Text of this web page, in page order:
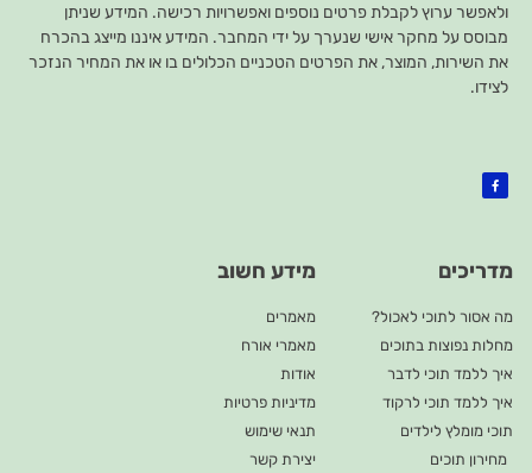
ולאפשר ערוץ לקבלת פרטים נוספים ואפשרויות רכישה. המידע שניתן
מבוסס על מחקר אישי שנערך על ידי המחבר. המידע איננו מייצג בהכרח
את השירות, המוצר, את הפרטים הטכניים הכלולים בו או את המחיר הנזכר
לצידו.
מדריכים
מה אסור לתוכי לאכול?
מחלות נפוצות בתוכים
איך ללמד תוכי לדבר
איך ללמד תוכי לרקוד
תוכי מומלץ לילדים
מחירון תוכים
מידע חשוב
מאמרים
מאמרי אורח
אודות
מדיניות פרטיות
תנאי שימוש
יצירת קשר